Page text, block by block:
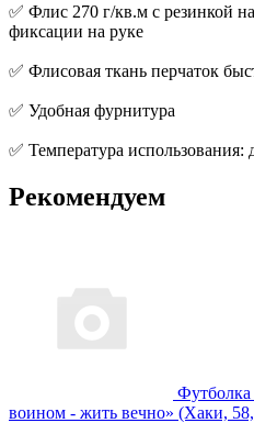
✅ Флис 270 г/кв.м с резинкой
фиксации на руке
✅ Флисовая ткань перчаток
✅ Удобная фурнитура
✅ Температура использования:
Рекомендуем
воином - жить вечно» (Хаки,